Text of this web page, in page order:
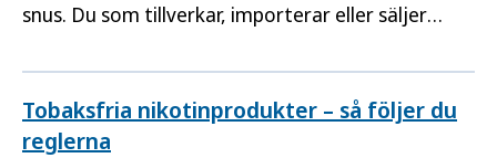
snus. Du som tillverkar, importerar eller säljer
lagstiftningens krav. Här hittar du även
information om förteckningen över
ingrediensrapporterade tobaksvaror.
Tobaksfria nikotinprodukter – så följer du
reglerna